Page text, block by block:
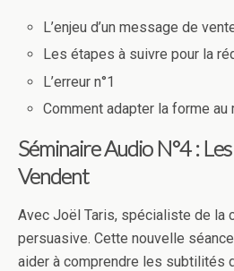
L’enjeu d’un message de
Les étapes à suivre pour la
L’erreur n°1
Comment adapter la forme au
Séminaire Audio N°4 :
Vendent
Avec Joël Taris, spécialiste de la
persuasive. Cette nouvelle
aider à comprendre les subtilités